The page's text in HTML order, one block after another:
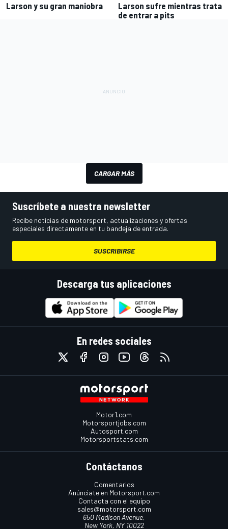
Larson y su gran maniobra
Larson sufre mientras trata
de entrar a pits
CARGAR MÁS
Suscríbete a nuestra newsletter
Recibe noticias de motorsport, actualizaciones y ofertas
especiales directamente en tu bandeja de entrada.
SUSCRIBIRSE
Descarga tus aplicaciones
En redes sociales
Motor1.com
Motorsportjobs.com
Autosport.com
Motorsportstats.com
Contáctanos
Comentarios
Anúnciate en Motorsport.com
Contacta con el equipo
sales@motorsport.com
650 Madison Avenue,
New York, NY 10022